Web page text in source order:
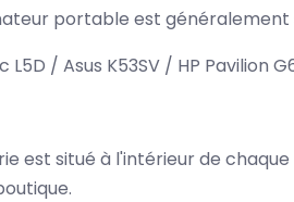
portable est
/ Asus K53SV / HP Pavilion
est situé à l'intérieur de